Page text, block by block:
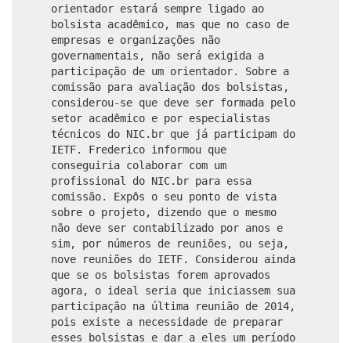
orientador estará sempre ligado ao
bolsista acadêmico, mas que no caso de
empresas e organizações não
governamentais, não será exigida a
participação de um orientador. Sobre a
comissão para avaliação dos bolsistas,
considerou-se que deve ser formada pelo
setor acadêmico e por especialistas
técnicos do NIC.br que já participam do
IETF. Frederico informou que
conseguiria colaborar com um
profissional do NIC.br para essa
comissão. Expôs o seu ponto de vista
sobre o projeto, dizendo que o mesmo
não deve ser contabilizado por anos e
sim, por números de reuniões, ou seja,
nove reuniões do IETF. Considerou ainda
que se os bolsistas forem aprovados
agora, o ideal seria que iniciassem sua
participação na última reunião de 2014,
pois existe a necessidade de preparar
esses bolsistas e dar a eles um período